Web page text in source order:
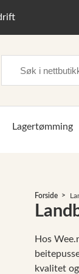
Lagertømming
Forside
Hos
kvalitet